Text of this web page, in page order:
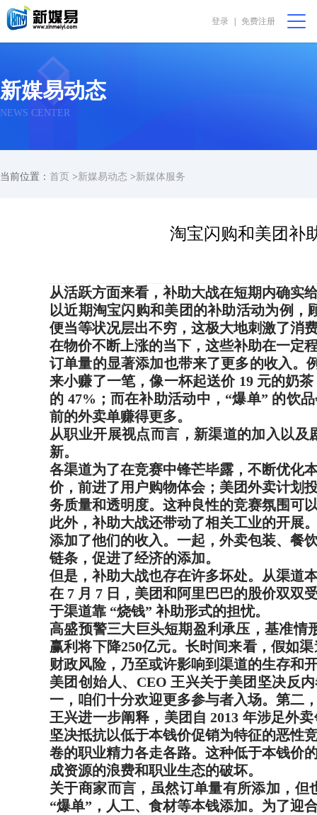
登录 免费注册
会员中心
首页
直播助农
我要求购
24小时服务热线：
新媒易动态
NEWS CENTER
当前位置： 首页 >新媒易动态 >新媒体服务
淘宝闪购和美团补
从活跃方面来看，补助大战在短期内确实
以近期淘宝闪购和美团的补助活动为例
便当等状况层出不穷，这极大地刺激了消
在物价不断上涨的当下，这些补助在一定
订单量的显著添加也带来了更多的收入。
来小赚了一笔，像一杯起送价 19 元的奶
的 47%；而在补助活动中，“爆单” 的饮
前的外卖单赚得更多。
从职业开展视点而言，新渠道的加入以
新。
各渠道为了在竞赛中锋芒毕露，不断优化
价，前进了用户购物体会；美团外卖计划
务质量和透明度。这种良性的竞赛氛围可
此外，补助大战还带动了相关工业的开展
添加了他们的收入。一起，外卖包装、餐
链条，促进了经济的添加。
但是，补助大战也存在许多坏处。从渠道
在 7 月 7 日，美团和阿里巴巴的股价双双
于渠道靠 “烧钱” 补助形式的担忧。
高盛预警三大巨头短期盈利承压，基准情
赢利将下降250亿元。长时间来看，假如
财政风险，乃至或许影响到渠道的生存和
美团创始人、CEO 王兴关于美团坚决反
一，咱们十分欢迎更多参与者入场。第二
王兴进一步阐释，美团自 2013 年涉足外
坚决抵抗以低于本钱价促销为特征的恶性
卷的职业精力各走各路。这种低于本钱价
成资源的浪费和职业生态的破坏。
关于商家而言，虽然订单量有所添加，
“爆单”，人工、食材等本钱添加。为了迎